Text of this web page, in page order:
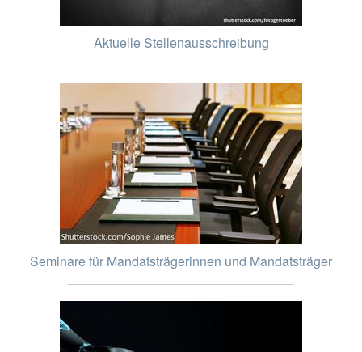
Aktuelle Stellenausschreibung
Seminare für Mandatsträgerinnen und Mandatsträger